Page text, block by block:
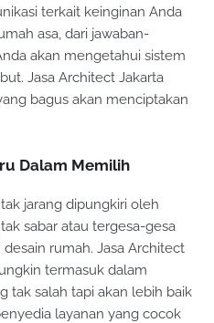
terkait keinginan Anda
asa, dari jawaban-
akan mengetahui sistem
Jasa Architect Jakarta
bagus akan menciptakan
Dalam Memilih
jarang dipungkiri oleh
sabar atau tergesa-gesa
rumah. Jasa Architect
termasuk dalam
tak salah tapi akan lebih baik
layanan yang cocok